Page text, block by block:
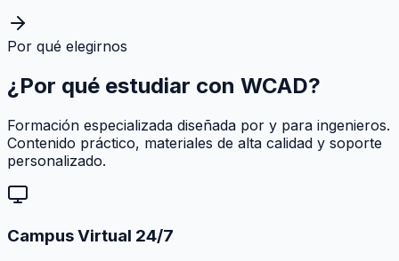
Por qué elegirnos
¿Por qué estudiar con WCAD?
Formación especializada diseñada por y para ingenieros.
Contenido práctico, materiales de alta calidad y soporte
personalizado.
Campus Virtual 24/7